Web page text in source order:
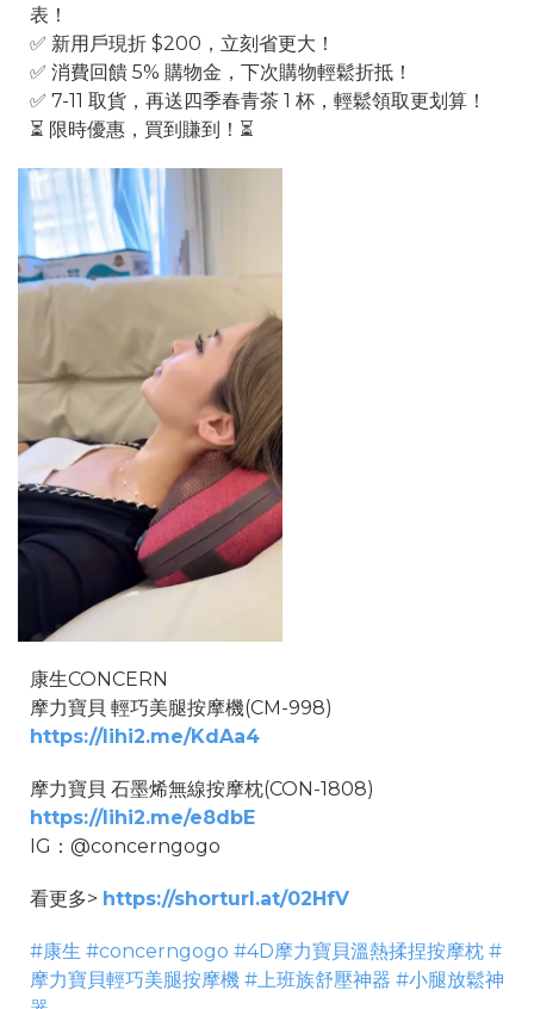
表！
✅ 新用戶現折 $200，立刻省更大！
✅ 消費回饋 5% 購物金，下次購物輕鬆折抵！
✅ 7-11 取貨，再送四季春青茶 1 杯，輕鬆領取更划算！
⏳ 限時優惠，買到賺到！⏳
康生CONCERN
摩力寶貝 輕巧美腿按摩機(CM-998)
https://lihi2.me/KdAa4
摩力寶貝 石墨烯無線按摩枕(CON-1808)
https://lihi2.me/e8dbE
IG：@concerngogo
看更多> https://shorturl.at/02HfV
#康生 #concerngogo #4D摩力寶貝溫熱揉捏按摩枕 #
摩力寶貝輕巧美腿按摩機 #上班族舒壓神器 #小腿放鬆神